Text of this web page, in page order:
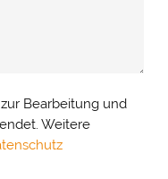
Bearbeitung und
Weitere